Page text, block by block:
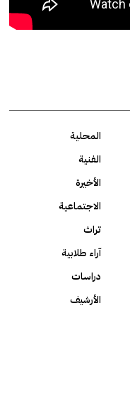
المحلية
الفنية
الأخيرة
الاجتماعية
تراث
آراء طلابية
دراسات
الأرشيف